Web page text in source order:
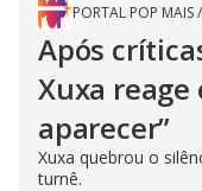
PORTAL POP MAIS/
Após
Xuxa reage
aparecer”
Xuxa quebrou o
turnê.